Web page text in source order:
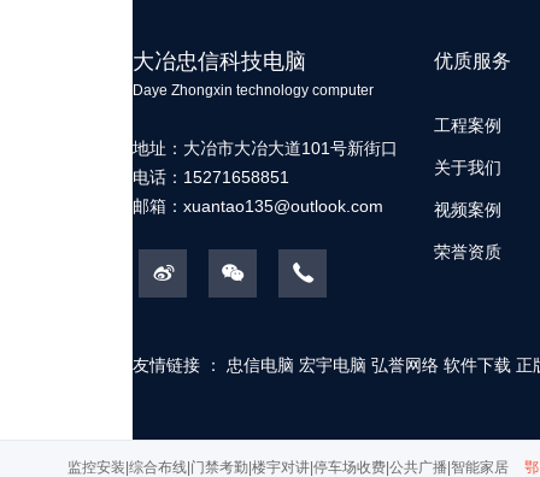
大冶忠信科技电脑
Daye Zhongxin technology computer
地址：大冶市大冶大道101号新街口
电话：15271658851
邮箱： xuantao135@outlook.com
优质服务
工程案例
关于我们
视频案例
荣誉资质
友情链接 ： 忠信电脑 宏宇电脑 弘誉网络 软件下载 正
监控安装|综合布线|门禁考勤|楼宇对讲|停车场收费|公共广播|智能家居